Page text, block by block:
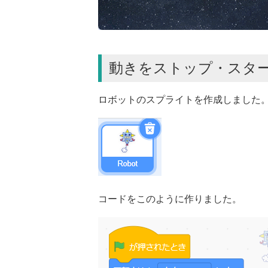
動きをストップ・スタ
ロボットのスプライトを作成しました
コードをこのように作りました。